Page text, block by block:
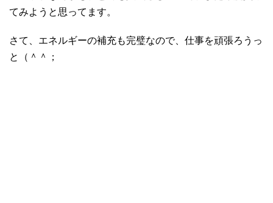
てみようと思ってます。
さて、エネルギーの補充も完璧なので、仕事を頑張ろうっ
と（＾＾；